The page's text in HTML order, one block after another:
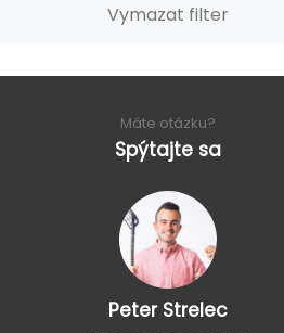
Vymazat filter
Máte otázku?
Spýtajte sa
Peter Strelec